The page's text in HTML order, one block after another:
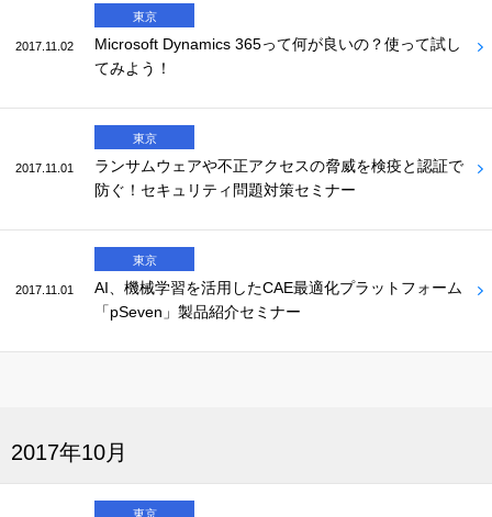
2017.11.02
東京
Microsoft Dynamics 365って何が良いの？使って試し
てみよう！
2017.11.01
東京
ランサムウェアや不正アクセスの脅威を検疫と認証で
防ぐ！セキュリティ問題対策セミナー
2017.11.01
東京
AI、機械学習を活用したCAE最適化プラットフォーム
「pSeven」製品紹介セミナー
2017年10月
東京